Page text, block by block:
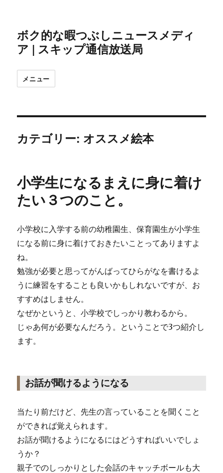
ボク的な暇つぶしニュースメディ
ア | スキップ通信放送局
メニュー
カテゴリー: オススメ絵本
小学生になるまえに身に着け
たい３つのこと。
小学校に入学する前の幼稚園生、保育園生が小学生
になる前に身に着けておきたいことってありますよ
ね。
勉強が必要と思ってがんばってひらがなを書けるよ
うに練習をすることも良いかもしれないですが、お
すすめはしません。
なぜかというと、小学校でしっかり教わるから。
じゃあ何が必要なんだろう。ということで3つ紹介し
ます。
お話が聞けるようになる
当たり前だけど、先生の言っていることを聞くこと
ができれば覚えられます。
お話が聞けるようになるにはどうすればいいでしょ
うか？
親子でのしっかりとした会話のキャッチボールも大